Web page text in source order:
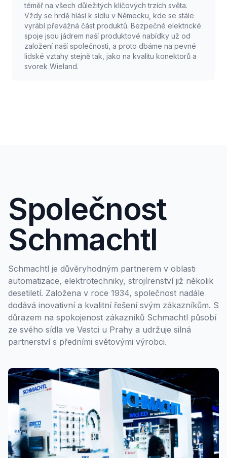
téměř na všech důležitých klíčových trzích světa.
Vždy se hrdě hlásí k sídlu v Německu, kde se stále
vyrábí převážná část produktů. Bezpečné elektrické
spoje jsou jádrem naší produktové nabídky už od
založení naší společnosti, a proto dbáme na pevné
lidské vztahy stejně tak, jako na kvalitu konektorů a
svorek Wieland.
Společnost
Schmachtl
Schmachtl je důvěryhodným partnerem v oblasti
automatizace, elektrotechniky, strojírenství již několik
desetiletí. Založena v roce 1934, společnost nadále
dodává inovativní a kvalitní řešení svým zákazníkům. S
důrazem na spokojenost zákazníků Schmachtl působí
ze svého sídla ve Vestci u Prahy a udržuje silná
partnerství s předními světovými výrobci.